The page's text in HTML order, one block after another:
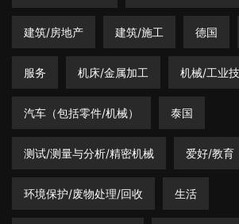
建筑/房地产 建筑/施工 德国
服务 机床/金属加工 机械/工业
汽车（包括零件/机械） 泰国
测试/测量与分析/精密机械 爱好/教育
环境保护/废物处理/回收 生活